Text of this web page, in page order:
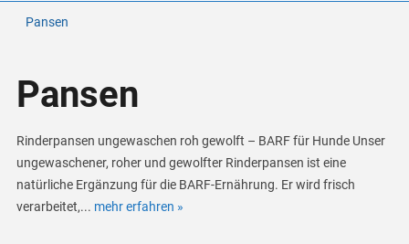
Pansen
Pansen
Rinderpansen ungewaschen roh gewolft – BARF für Hunde Unser
ungewaschener, roher und gewolfter Rinderpansen ist eine
natürliche Ergänzung für die BARF-Ernährung. Er wird frisch
verarbeitet,... mehr erfahren »